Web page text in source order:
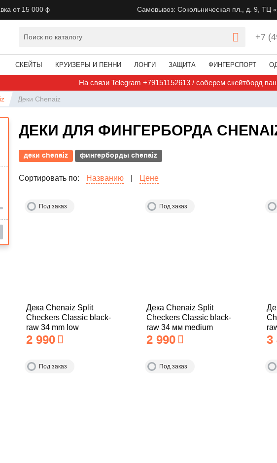
от 15 000 Самовывоз: Сокольническая пл., д. 9, ТЦ
+7
СКЕЙТЫ КРУИЗЕРЫ И ПЕННИ ЛОНГИ ЗАЩИТА ФИНГЕРСПОРТ
На связи Telegram +79151152613 / соберем скейтборд
Деки Chenaiz
ДЕКИ ДЛЯ ФИНГЕРБОРДА
деки chenaiz фингерборды chenaiz
Сортировать по: Названию Цене
Под заказ
Дека Chenaiz Split
Checkers Classic black-
raw 34 mm low
2 990
Под заказ
Дека Chenaiz Split
Checkers Classic black-
raw 34 мм medium
2 990 3
Под заказ Под заказ